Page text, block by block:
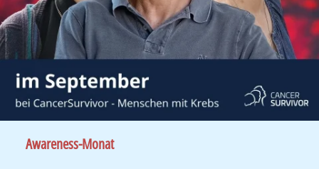
Awareness-Monat